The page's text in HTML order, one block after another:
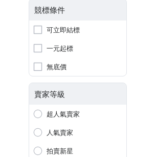
競標條件
可立即結標
一元起標
無底價
賣家等級
超人氣賣家
人氣賣家
拍賣新星